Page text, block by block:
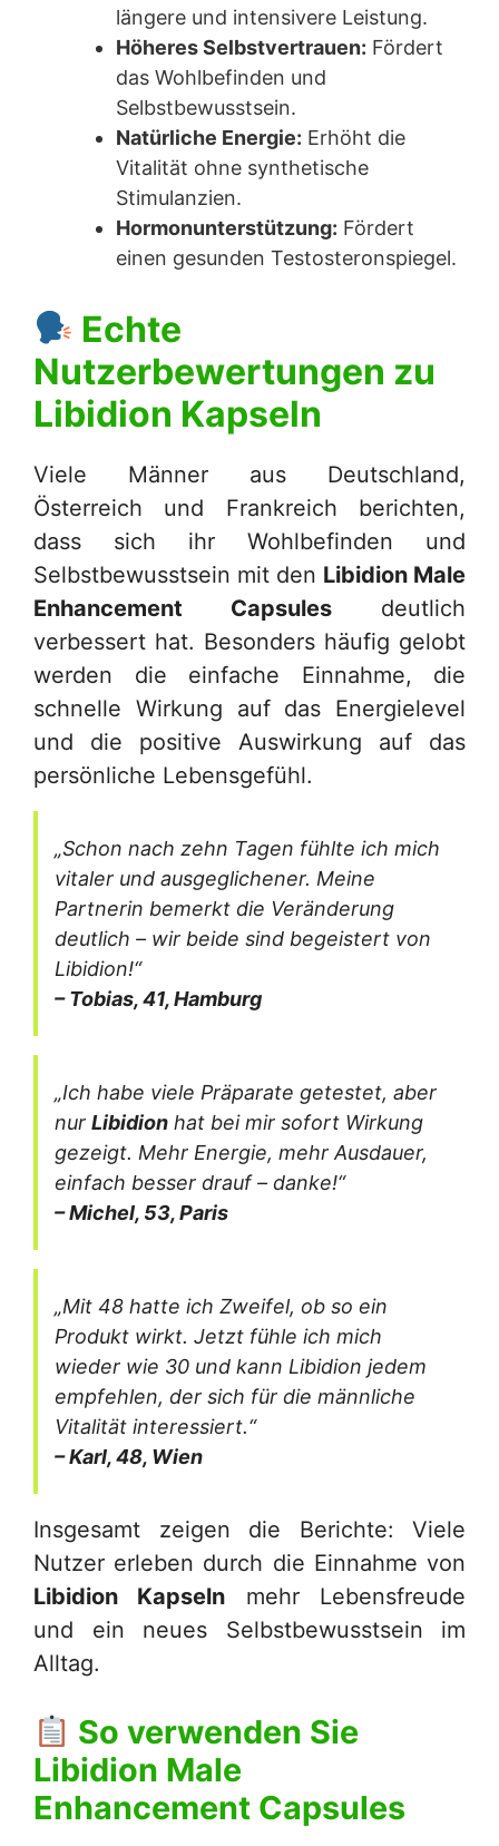
längere und intensivere Leistung.
Höheres Selbstvertrauen: Fördert
das Wohlbefinden und
Selbstbewusstsein.
Natürliche Energie: Erhöht die
Vitalität ohne synthetische
Stimulanzien.
Hormonunterstützung: Fördert
einen gesunden Testosteronspiegel.
Echte
Nutzerbewertungen zu
Libidion Kapseln
Viele Männer aus Deutschland,
Österreich und Frankreich berichten,
dass sich ihr Wohlbefinden und
Selbstbewusstsein mit den Libidion Male
Enhancement Capsules deutlich
verbessert hat. Besonders häufig gelobt
werden die einfache Einnahme, die
schnelle Wirkung auf das Energielevel
und die positive Auswirkung auf das
persönliche Lebensgefühl.
„Schon nach zehn Tagen fühlte ich mich
vitaler und ausgeglichener. Meine
Partnerin bemerkt die Veränderung
deutlich – wir beide sind begeistert von
Libidion!“
– Tobias, 41, Hamburg
„Ich habe viele Präparate getestet, aber
nur Libidion hat bei mir sofort Wirkung
gezeigt. Mehr Energie, mehr Ausdauer,
einfach besser drauf – danke!“
– Michel, 53, Paris
„Mit 48 hatte ich Zweifel, ob so ein
Produkt wirkt. Jetzt fühle ich mich
wieder wie 30 und kann Libidion jedem
empfehlen, der sich für die männliche
Vitalität interessiert.“
– Karl, 48, Wien
Insgesamt zeigen die Berichte: Viele
Nutzer erleben durch die Einnahme von
Libidion Kapseln mehr Lebensfreude
und ein neues Selbstbewusstsein im
Alltag.
So verwenden Sie
Libidion Male
Enhancement Capsules